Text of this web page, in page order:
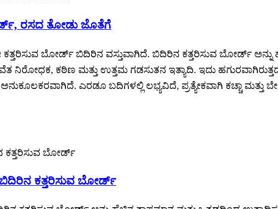
ರಸದ ತೋಡು ಜೊತೆಗೆ
ಬೋರ್ಡ್ ಬಿದಿರಿನ ವಸ್ತುವಾಗಿದೆ. ಬಿದಿರಿನ ಕತ್ತರಿಸುವ ಬೋರ್ಡ್ ಅನ್ನು
ನಿರೋಧಕ, ಕಠಿಣ ಮತ್ತು ಉತ್ತಮ ಗಡಸುತನ ಇತ್ಯಾದಿ. ಇದು
ಅನುಕೂಲಕರವಾಗಿದೆ. ಎರಡೂ ಬದಿಗಳಲ್ಲಿ ಲಭ್ಯವಿದೆ, ಪ್ರತ್ಯೇಕವಾಗಿ ಕಚ್ಚಾ
ಕತ್ತರಿಸುವ ಬೋರ್ಡ್